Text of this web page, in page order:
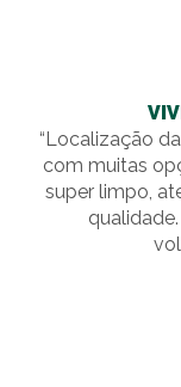
“Localização
com muitas
super limpo,